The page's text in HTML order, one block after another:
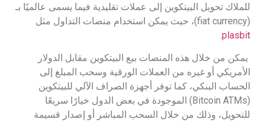
للملاك تحويل البيتكوين إلى عملات تقليدية فيما يسمى عالميًا بـ
(fiat currency)، حيث يمكن استخدام منصات التداول مثل
plasbit
يمكن من خلال هذه المنصات بيع البيتكوين مقابل الدولار
الأمريكي أو غيره من العملات الورقية وسحب المبلغ إلى
الحساب البنكي، كما توفر أجهزة الصراف الآلي للبيتكوين
(Bitcoin ATMs) الموجودة في بعض الدول خيارًا سريعًا
للتحويل، وذلك من خلال السحب المباشر أو إصدار قسيمة